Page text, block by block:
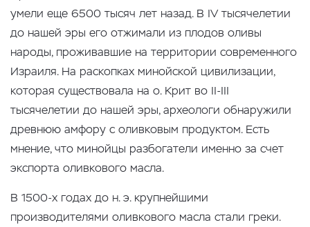
умели еще 6500 тысяч лет назад. В IV тысячелетии
до нашей эры его отжимали из плодов оливы
народы, проживавшие на территории современного
Израиля. На раскопках минойской цивилизации,
которая существовала на о. Крит во II-III
тысячелетии до нашей эры, археологи обнаружили
древнюю амфору с оливковым продуктом. Есть
мнение, что минойцы разбогатели именно за счет
экспорта оливкового масла.
В 1500-х годах до н. э. крупнейшими
производителями оливкового масла стали греки.